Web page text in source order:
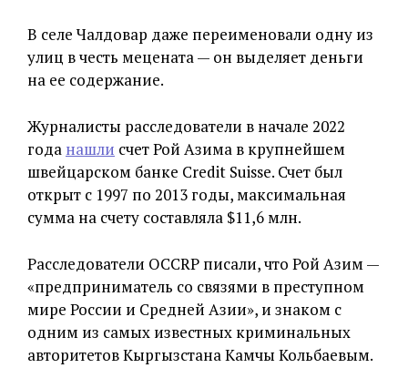
В селе Чалдовар даже переименовали одну из
улиц в честь мецената — он выделяет деньги
на ее содержание.
Журналисты расследователи в начале 2022
года нашли счет Рой Азима в крупнейшем
швейцарском банке Credit Suisse. Счет был
открыт с 1997 по 2013 годы, максимальная
сумма на счету составляла $11,6 млн.
Расследователи OCCRP писали, что Рой Азим —
«предприниматель со связями в преступном
мире России и Средней Азии», и знаком с
одним из самых известных криминальных
авторитетов Кыргызстана Камчы Кольбаевым.